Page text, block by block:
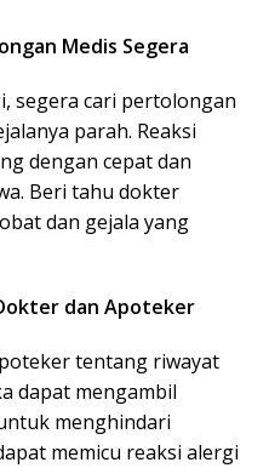
Medis Segera
segera cari pertolongan
parah. Reaksi
dengan cepat dan
Beri tahu dokter
dan gejala yang
dan Apoteker
tentang riwayat
dapat mengambil
menghindari
memicu reaksi alergi